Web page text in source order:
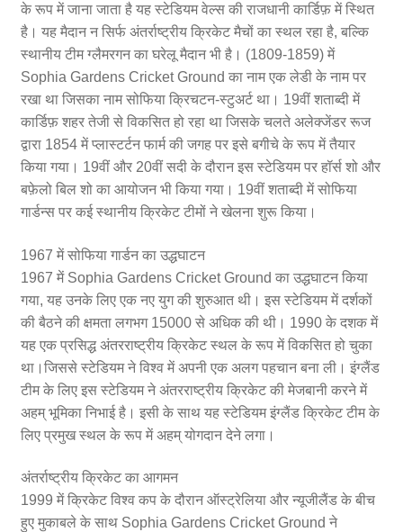
के रूप में जाना जाता है यह स्टेडियम वेल्स की राजधानी कार्डिफ़ में स्थित
है। यह मैदान न सिर्फ अंतर्राष्ट्रीय क्रिकेट मैचों का स्थल रहा है, बल्कि
स्थानीय टीम ग्लैमरगन का घरेलू मैदान भी है। (1809-1859) में
Sophia Gardens Cricket Ground का नाम एक लेडी के नाम पर
रखा था जिसका नाम सोफिया क्रिचटन-स्टुअर्ट था। 19वीं शताब्दी में
कार्डिफ़ शहर तेजी से विकसित हो रहा था जिसके चलते अलेक्जेंडर रूज
द्वारा 1854 में प्लास्टर्टन फार्म की जगह पर इसे बगीचे के रूप में तैयार
किया गया। 19वीं और 20वीं सदी के दौरान इस स्टेडियम पर हॉर्स शो और
बफ़ेलो बिल शो का आयोजन भी किया गया। 19वीं शताब्दी में सोफिया
गार्डन्स पर कई स्थानीय क्रिकेट टीमों ने खेलना शुरू किया।
1967 में सोफिया गार्डन का उद्धघाटन
1967 में Sophia Gardens Cricket Ground का उद्धघाटन किया
गया, यह उनके लिए एक नए युग की शुरुआत थी। इस स्टेडियम में दर्शकों
की बैठने की क्षमता लगभग 15000 से अधिक की थी। 1990 के दशक में
यह एक प्रसिद्ध अंतरराष्ट्रीय क्रिकेट स्थल के रूप में विकसित हो चुका
था।जिससे स्टेडियम ने विश्व में अपनी एक अलग पहचान बना ली। इंग्लैंड
टीम के लिए इस स्टेडियम ने अंतरराष्ट्रीय क्रिकेट की मेजबानी करने में
अहम् भूमिका निभाई है। इसी के साथ यह स्टेडियम इंग्लैंड क्रिकेट टीम के
लिए प्रमुख स्थल के रूप में अहम् योगदान देने लगा।
अंतर्राष्ट्रीय क्रिकेट का आगमन
1999 में क्रिकेट विश्व कप के दौरान ऑस्ट्रेलिया और न्यूजीलैंड के बीच
हुए मुकाबले के साथ Sophia Gardens Cricket Ground ने